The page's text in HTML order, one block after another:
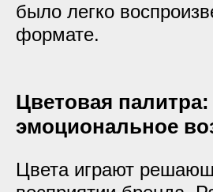
было легко
формате.
Цветовая палитра:
эмоциональное
Цвета играют